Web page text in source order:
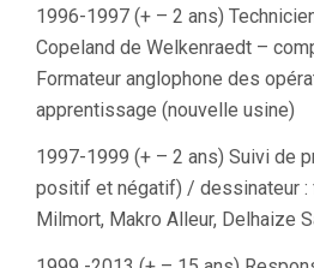
1996-1997 (+ – 2 ans)
Copeland de Welkenraedt –
Formateur anglophone des
apprentissage (nouvelle usine)
1997-1999 (+ – 2 ans) Suivi de
positif et négatif) / dessinateur :
Milmort, Makro Alleur, Delhaize